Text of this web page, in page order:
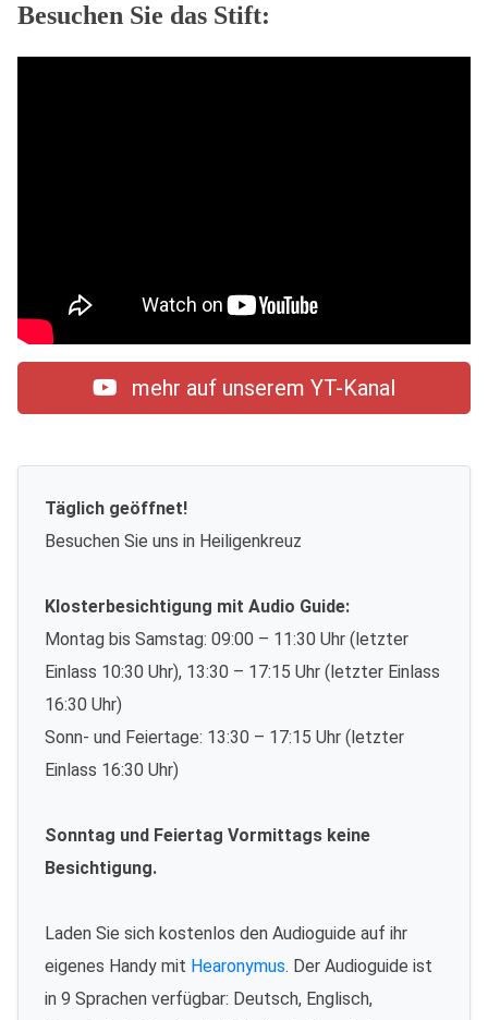
Besuchen Sie das Stift:
mehr auf unserem YT-Kanal
Täglich geöffnet!
Besuchen Sie uns in Heiligenkreuz
Klosterbesichtigung mit Audio Guide:
Montag bis Samstag: 09:00 – 11:30 Uhr (letzter
Einlass 10:30 Uhr), 13:30 – 17:15 Uhr (letzter Einlass
16:30 Uhr)
Sonn- und Feiertage: 13:30 – 17:15 Uhr (letzter
Einlass 16:30 Uhr)
Sonntag und Feiertag Vormittags keine
Besichtigung.
Laden Sie sich kostenlos den Audioguide auf ihr
eigenes Handy mit Hearonymus. Der Audioguide ist
in 9 Sprachen verfügbar: Deutsch, Englisch,